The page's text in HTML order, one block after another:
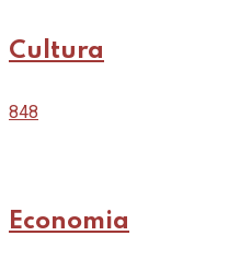
Cultura
848
Economia